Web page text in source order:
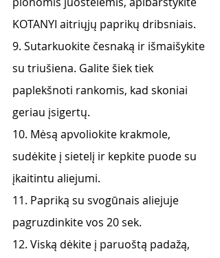
KOTANYI aitriųjų paprikų dribsniais.
9. Sutarkuokite česnaką ir išmaišykite
su triušiena. Galite šiek tiek
paplekšnoti rankomis, kad skoniai
geriau įsigertų.
10. Mėsą apvoliokite krakmole,
sudėkite į sietelį ir kepkite puode su
įkaitintu aliejumi.
11. Papriką su svogūnais aliejuje
pagruzdinkite vos 20 sek.
12. Viską dėkite į paruoštą padažą,